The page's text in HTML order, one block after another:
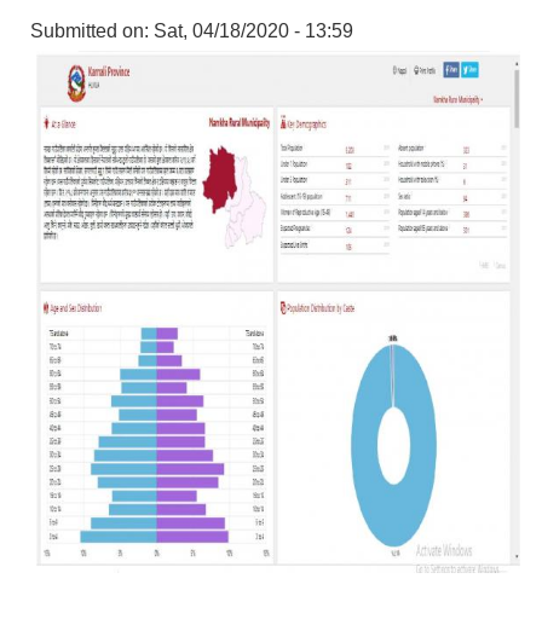
Submitted on: Sat, 04/18/2020 - 13:59